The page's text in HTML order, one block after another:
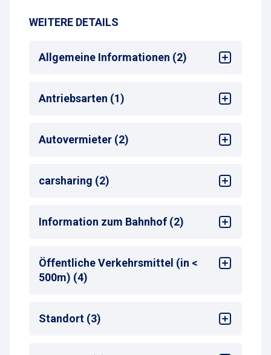
WEITERE DETAILS
Allgemeine Informationen (2)
Mehrsprachige Bedienung am
Zahlautomaten
Antriebsarten (1)
Alle
Autovermieter (2)
Sixt
carsharing (2)
Flinkster
Information zum Bahnhof (2)
Bahnhof
: Berlin Ostbahnhof
Entfernung zum nächsten Bahnhofseingang
<50 m
Öffentliche Verkehrsmittel (in <
500m) (4)
Bus-Haltestelle
Zug-Haltestelle
Standort (3)